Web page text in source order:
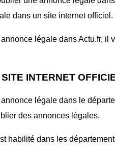
dans un site internet officiel.
légale dans Actu.fr, il
INTERNET
légale dans le
des annonces légales.
habilité dans les